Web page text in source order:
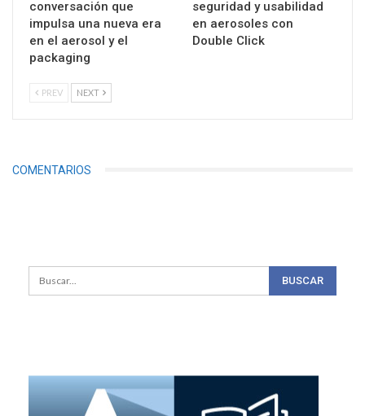
conversación que
impulsa una nueva era
en el aerosol y el
packaging
seguridad y usabilidad
en aerosoles con
Double Click
PREV NEXT
COMENTARIOS